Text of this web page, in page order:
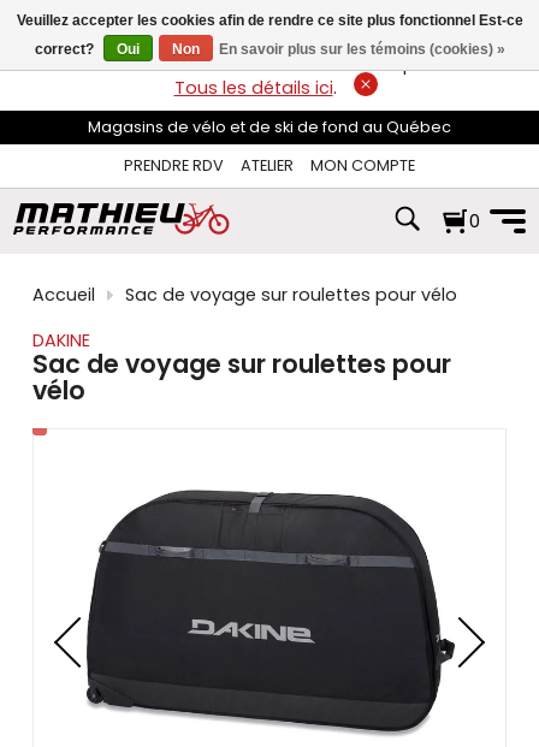
flèches
haut
et
pour
sélectionner
disponible.
Appuyez
pour
au
résultat
de
recherche
tactiles
peuvent
se
servir
de
gestes
tels
que
toucher
et
LIVRAISON GRATUITEsur les commandes de plus de 74$*.
Tous les détails ici.
Magasins de vélo et de ski de fond au Québec
PRENDRE RDV
ATELIER MON COMPTE
0
Accueil
Sac de voyage sur roulettes pour vélo
DAKINE
Sac de voyage sur roulettes pour
vélo
Veuillez accepter les cookies afin de rendre ce site plus fonctionnel Est-ce
correct?
Oui Non En savoir plus sur les témoins (cookies) »